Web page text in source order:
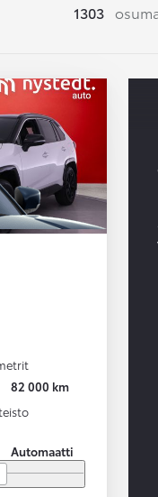
1303
82 000 km
Automaatti